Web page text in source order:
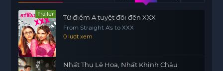
Trailer Từ điểm A tuyệt đối đến XXX
From Straight A's to XXX
0 lượt xem
Nhất Thụ Lê Hoa, Nhất Khinh Châu